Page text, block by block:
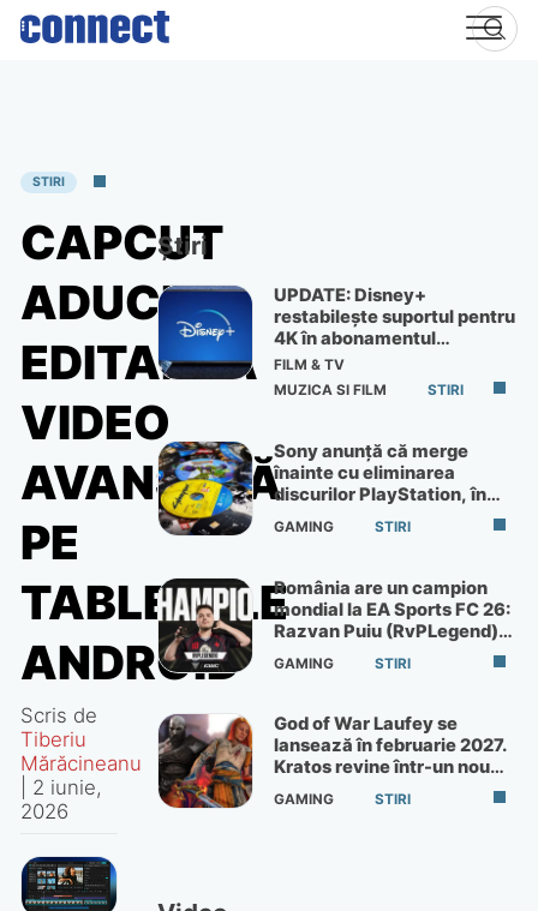
Skip
STIRI
CAPCUT
ADUCE
EDITAREA
VIDEO
AVANSATĂ
PE
TABLETELE
ANDROID
Scris de
Tiberiu
Mărăcineanu
2 iunie,
2026
Știri
UPDATE: Disney+
restabilește suportul pentru
4K în abonamentul
Premium
FILM & TV
MUZICA SI FILM
STIRI
Sony anunță că merge
înainte cu eliminarea
discurilor PlayStation, în
ciuda protestelor
GAMING STIRI
România are un campion
mondial la EA Sports FC 26:
Razvan Puiu (RvPLegend)
câștigă turneul de la Paris
GAMING STIRI
God of War Laufey se
lansează în februarie 2027.
Kratos revine într-un nou
God of War
GAMING STIRI